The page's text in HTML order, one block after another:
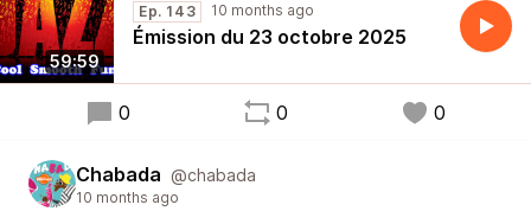
59:59
Ep. 143 10 months ago
Émission du 23 octobre 2025
0 0 0
Chabada @chabada
10 months ago